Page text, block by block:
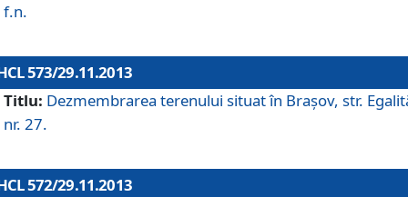
f.n.
573/29.11.2013
Titlu: Dezmembrarea terenului situat în Braşov, str.
nr. 27.
572/29.11.2013